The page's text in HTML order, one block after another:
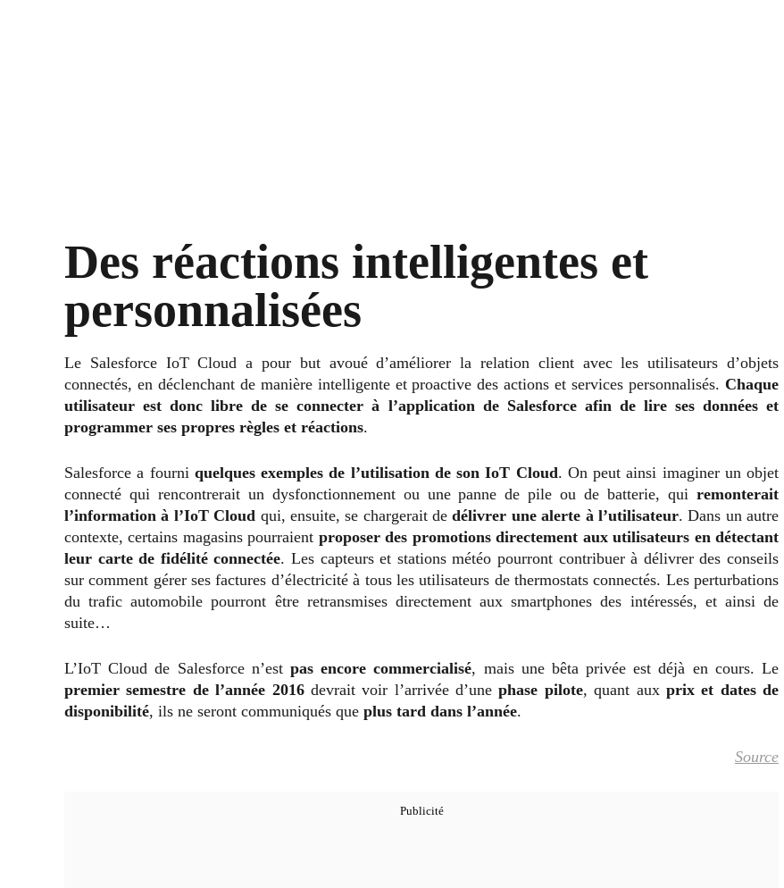
Des réactions intelligentes et
personnalisées
Le Salesforce IoT Cloud a pour but avoué d’améliorer la relation client avec les utilisateurs d’objets
connectés, en déclenchant de manière intelligente et proactive des actions et services personnalisés. Chaque
utilisateur est donc libre de se connecter à l’application de Salesforce afin de lire ses données et
programmer ses propres règles et réactions.
Salesforce a fourni quelques exemples de l’utilisation de son IoT Cloud. On peut ainsi imaginer un objet
connecté qui rencontrerait un dysfonctionnement ou une panne de pile ou de batterie, qui remonterait
l’information à l’IoT Cloud qui, ensuite, se chargerait dedélivrer une alerte à l’utilisateur. Dans un autre
contexte, certains magasins pourraient proposer des promotions directement aux utilisateurs en détectant
leur carte de fidélité connectée. Les capteurs et stations météo pourront contribuer à délivrer des conseils
sur comment gérer ses factures d’électricité à tous les utilisateurs de thermostats connectés. Les perturbations
du trafic automobile pourront être retransmises directement aux smartphones des intéressés, et ainsi de
suite…
L’IoT Cloud de Salesforce n’est pas encore commercialisé, mais une bêta privée est déjà en cours. Le
premier semestre de l’année 2016devrait voir l’arrivée d’unephase pilote, quant aux prix et dates de
disponibilité, ils ne seront communiqués que plus tard dans l’année.
Source